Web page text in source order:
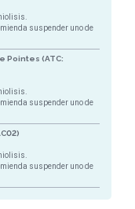
suspender uno de
Pointes (ATC:
suspender uno de
suspender uno de